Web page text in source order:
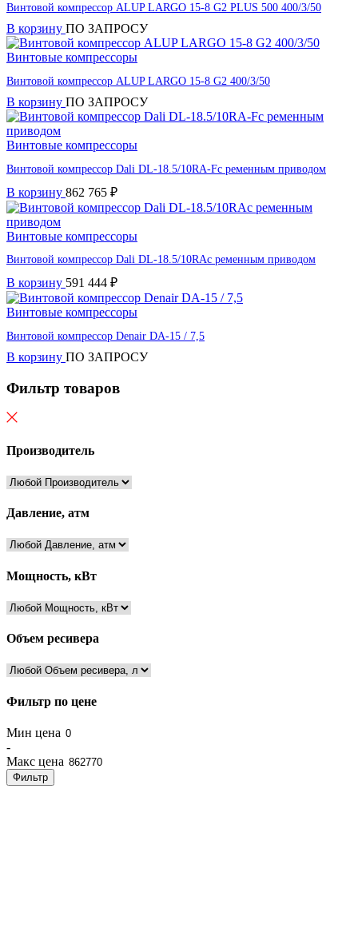
Винтовой компрессор ALUP LARGO 15-8 G2 PLUS 500 400/3/50
В корзину ПО ЗАПРОСУ
Винтовые компрессоры
Винтовой компрессор ALUP LARGO 15-8 G2 400/3/50
В корзину ПО ЗАПРОСУ
Винтовые компрессоры
Винтовой компрессор Dali DL-18.5/10RA-Fс ременным приводом
В корзину 862 765 ₽
Винтовые компрессоры
Винтовой компрессор Dali DL-18.5/10RAс ременным приводом
В корзину 591 444 ₽
Винтовые компрессоры
Винтовой компрессор Denair DA-15 / 7,5
В корзину ПО ЗАПРОСУ
Фильтр товаров
Производитель
Давление, атм
Мощность, кВт
Объем ресивера
Фильтр по цене
Мин цена
-
Макс цена
Фильтр